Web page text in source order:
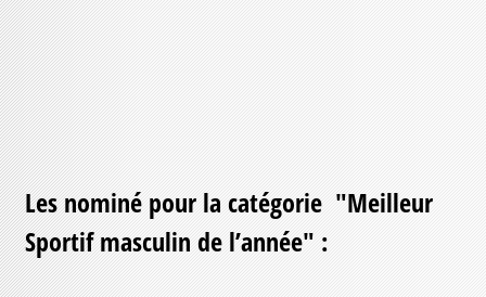
Les nominé pour la catégorie "Meilleur
Sportif masculin de l’année" :